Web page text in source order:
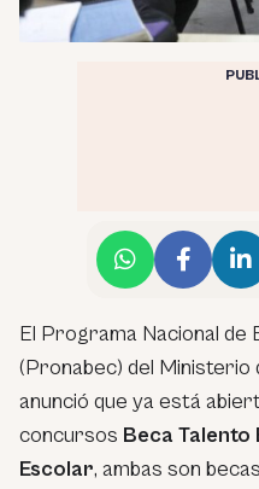
El Programa Nacional de
(Pronabec) del Ministerio
anunció que ya está
concursos Beca Talento
Escolar, ambas son